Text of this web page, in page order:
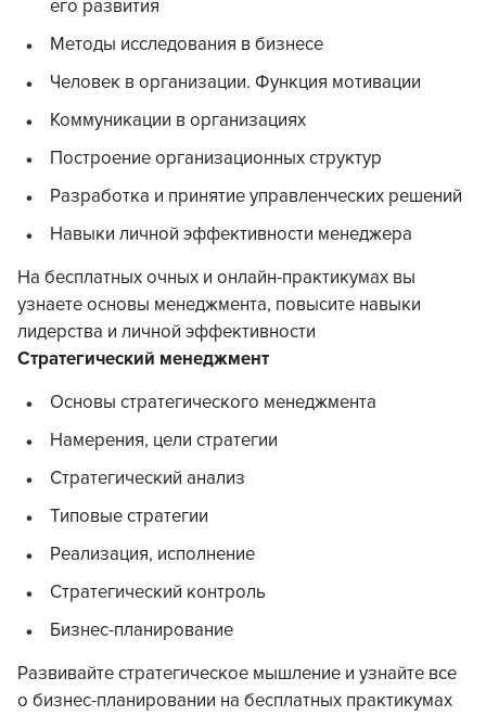
его развития
Методы исследования в бизнесе
Человек в организации. Функция мотивации
Коммуникации в организациях
Построение организационных структур
Разработка и принятие управленческих решений
Навыки личной эффективности менеджера
На бесплатных очных и онлайн-практикумах вы
узнаете основы менеджмента, повысите навыки
лидерства и личной эффективности
Стратегический менеджмент
Основы стратегического менеджмента
Намерения, цели стратегии
Стратегический анализ
Типовые стратегии
Реализация, исполнение
Стратегический контроль
Бизнес-планирование
Развивайте стратегическое мышление и узнайте все
о бизнес-планировании на бесплатных практикумах